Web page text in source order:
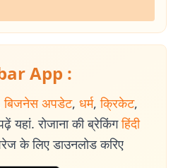
App :
बिजनेस अपडेट, धर्म, क्रिकेट,
यहां. रोजाना की ब्रेकिंग हिंदी
के लिए डाउनलोड करिए